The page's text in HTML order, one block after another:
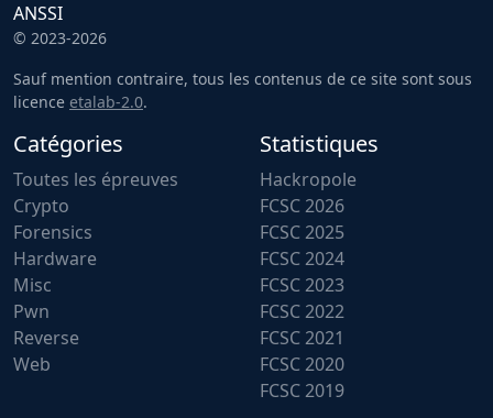
ANSSI
© 2023-2026
Sauf mention contraire, tous les contenus de ce site sont sous
licence etalab-2.0.
Catégories
Toutes les épreuves
Crypto
Forensics
Hardware
Misc
Pwn
Reverse
Web
Statistiques
Hackropole
FCSC 2026
FCSC 2025
FCSC 2024
FCSC 2023
FCSC 2022
FCSC 2021
FCSC 2020
FCSC 2019